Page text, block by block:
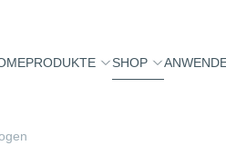
PRODUKTE SHOP